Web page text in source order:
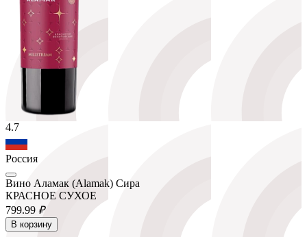
4.7
Россия
Вино Аламак (Alamak) Сира
КРАСНОЕ СУХОЕ
799.99 ₽
В корзину